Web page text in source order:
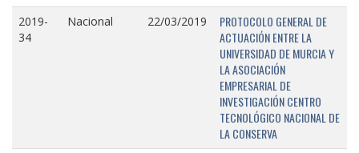
2019-
34
Nacional 22/03/2019
PROTOCOLO GENERAL DE
ACTUACIÓN ENTRE LA
UNIVERSIDAD DE MURCIA Y
LA ASOCIACIÓN
EMPRESARIAL DE
INVESTIGACIÓN CENTRO
TECNOLÓGICO NACIONAL DE
LA CONSERVA